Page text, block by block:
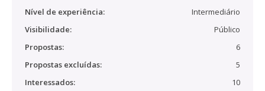
Nível de experiência:
Intermediário
Visibilidade:
Público
Propostas:
6
Propostas excluídas:
5
Interessados:
10